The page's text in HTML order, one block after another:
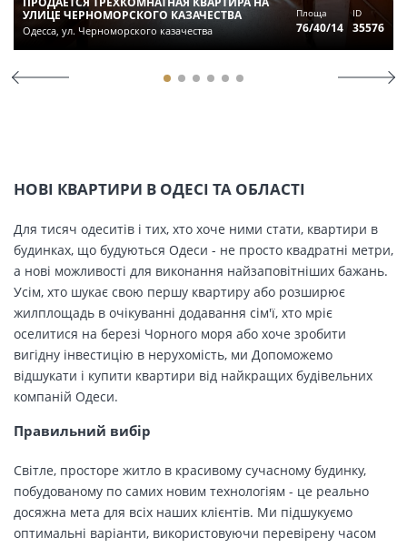
УЛИЦЕ ЧЕРНОМОРСКОГО КАЗАЧЕСТВА
Одесса, ул. Черноморского казачества
Площа
76/40/14
ID
35576
НОВІ КВАРТИРИ В ОДЕСІ ТА ОБЛАСТІ
Для тисяч одеситів і тих, хто хоче ними стати, квартири в
будинках, що будуються Одеси - не просто квадратні метри,
а нові можливості для виконання найзаповітніших бажань.
Усім, хто шукає свою першу квартиру або розширює
жилплощадь в очікуванні додавання сім'ї, хто мріє
оселитися на березі Чорного моря або хоче зробити
вигідну інвестицію в нерухомість, ми Допоможемо
відшукати і купити квартири від найкращих будівельних
компаній Одеси.
Правильний вибір
Світле, просторе житло в красивому сучасному будинку,
побудованому по самих новим технологіям - це реально
досяжна мета для всіх наших клієнтів. Ми підшукуємо
оптимальні варіанти, використовуючи перевірену часом